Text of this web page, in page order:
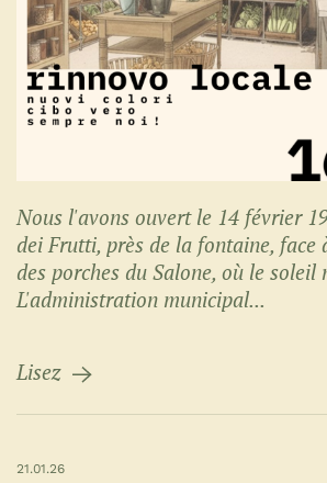
Nous l'avons ouvert le 14 février
dei Frutti, près de la fontaine, face
des porches du Salone, où le
L'administration municipal...
Lisez
21.01.26